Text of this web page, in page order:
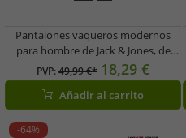
Pantalones vaqueros modernos
para hombre de Jack & Jones, de
algodón, color negro.
PVP:49,99 €* 18,29 €
Añadir al carrito
-64%